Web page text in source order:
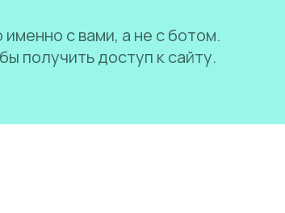
с вами, а не с ботом.
получить доступ к сайту.